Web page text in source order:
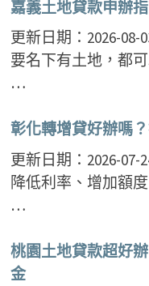
嘉義土地貸款申辦
更新日期：2026-
要名下有土地，都
…
彰化轉增貸好辦嗎
更新日期：2026-
降低利率、增加額
…
桃園土地貸款超好
金